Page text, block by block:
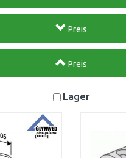
Preis
Preis
Lager